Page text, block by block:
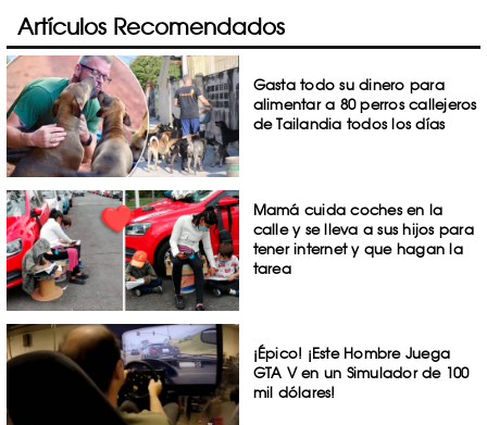
Artículos Recomendados
Gasta todo su dinero para
alimentar a 80 perros callejeros
de Tailandia todos los días
Mamá cuida coches en la
calle y se lleva a sus hijos para
tener internet y que hagan la
tarea
¡Épico! ¡Este Hombre Juega
GTA V en un Simulador de 100
mil dólares!